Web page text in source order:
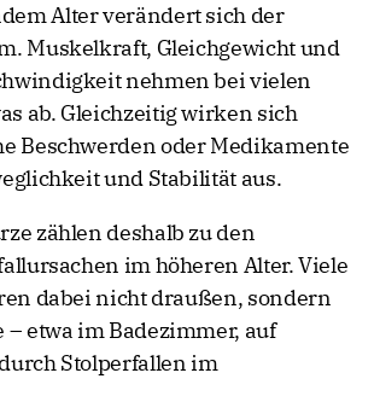
Alter verändert sich der
Muskelkraft, Gleichgewicht und
nehmen bei vielen
ab. Gleichzeitig wirken sich
Beschwerden oder Medikamente
und Stabilität aus.
zählen deshalb zu den
im höheren Alter. Viele
dabei nicht draußen, sondern
– etwa im Badezimmer, auf
Stolperfallen im